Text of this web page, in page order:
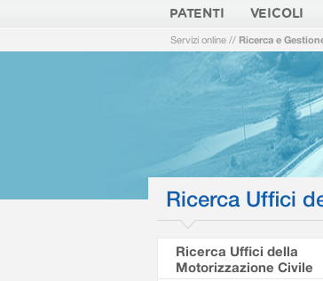
PATENTI VEICOLI
Servizi online // Ricerca e
Ricerca Uffici
Ricerca Uffici della
Motorizzazione Civile